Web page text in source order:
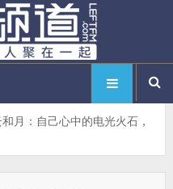
月：自己心中的电光火石，